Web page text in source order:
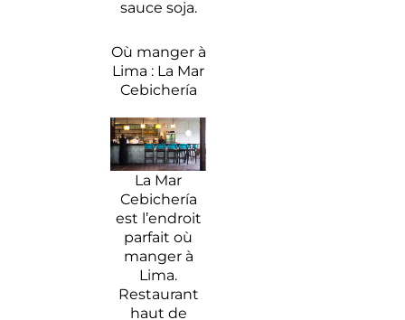
sauce soja.
Où manger à
Lima : La Mar
Cebichería
La Mar
Cebichería
est l’endroit
parfait où
manger à
Lima.
Restaurant
haut de